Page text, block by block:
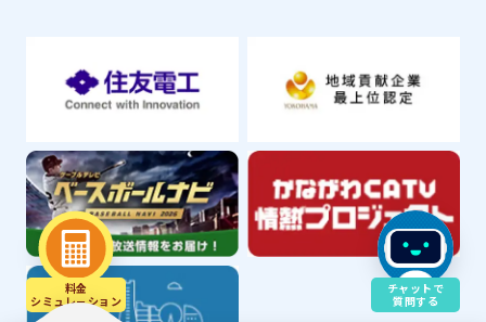
料金
シミュレ－ション
チャットで
質問する